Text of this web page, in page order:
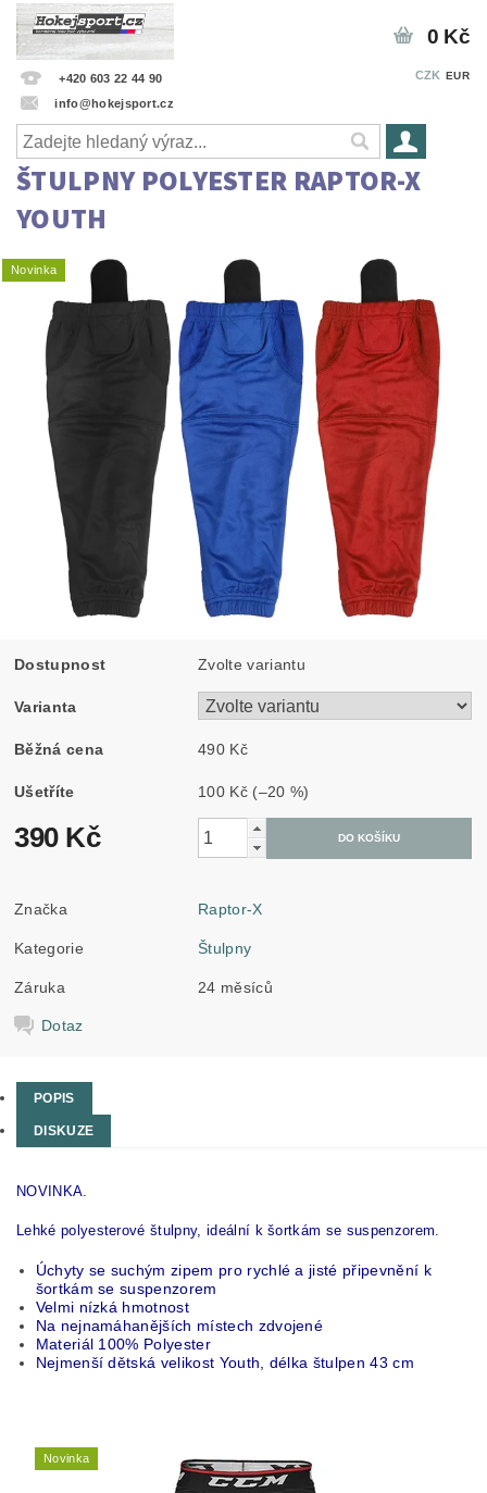
+420 603 22 44 90
info@hokejsport.cz
CZK EUR
0 Kč
ŠTULPNY POLYESTER RAPTOR-X
YOUTH
Novinka
Dostupnost Zvolte variantu
Varianta
Běžná cena 490 Kč
Ušetříte 100 Kč (–20 %)
390 Kč
Značka Raptor-X
Kategorie Štulpny
Záruka 24 měsíců
Dotaz
POPIS
DISKUZE
NOVINKA.
Lehké polyesterové štulpny, ideální k šortkám se suspenzorem.
Úchyty se suchým zipem pro rychlé a jisté připevnění k
šortkám se suspenzorem
Velmi nízká hmotnost
Na nejnamáhanějších místech zdvojené
Materiál 100% Polyester
Nejmenší dětská velikost Youth, délka štulpen 43 cm
Novinka